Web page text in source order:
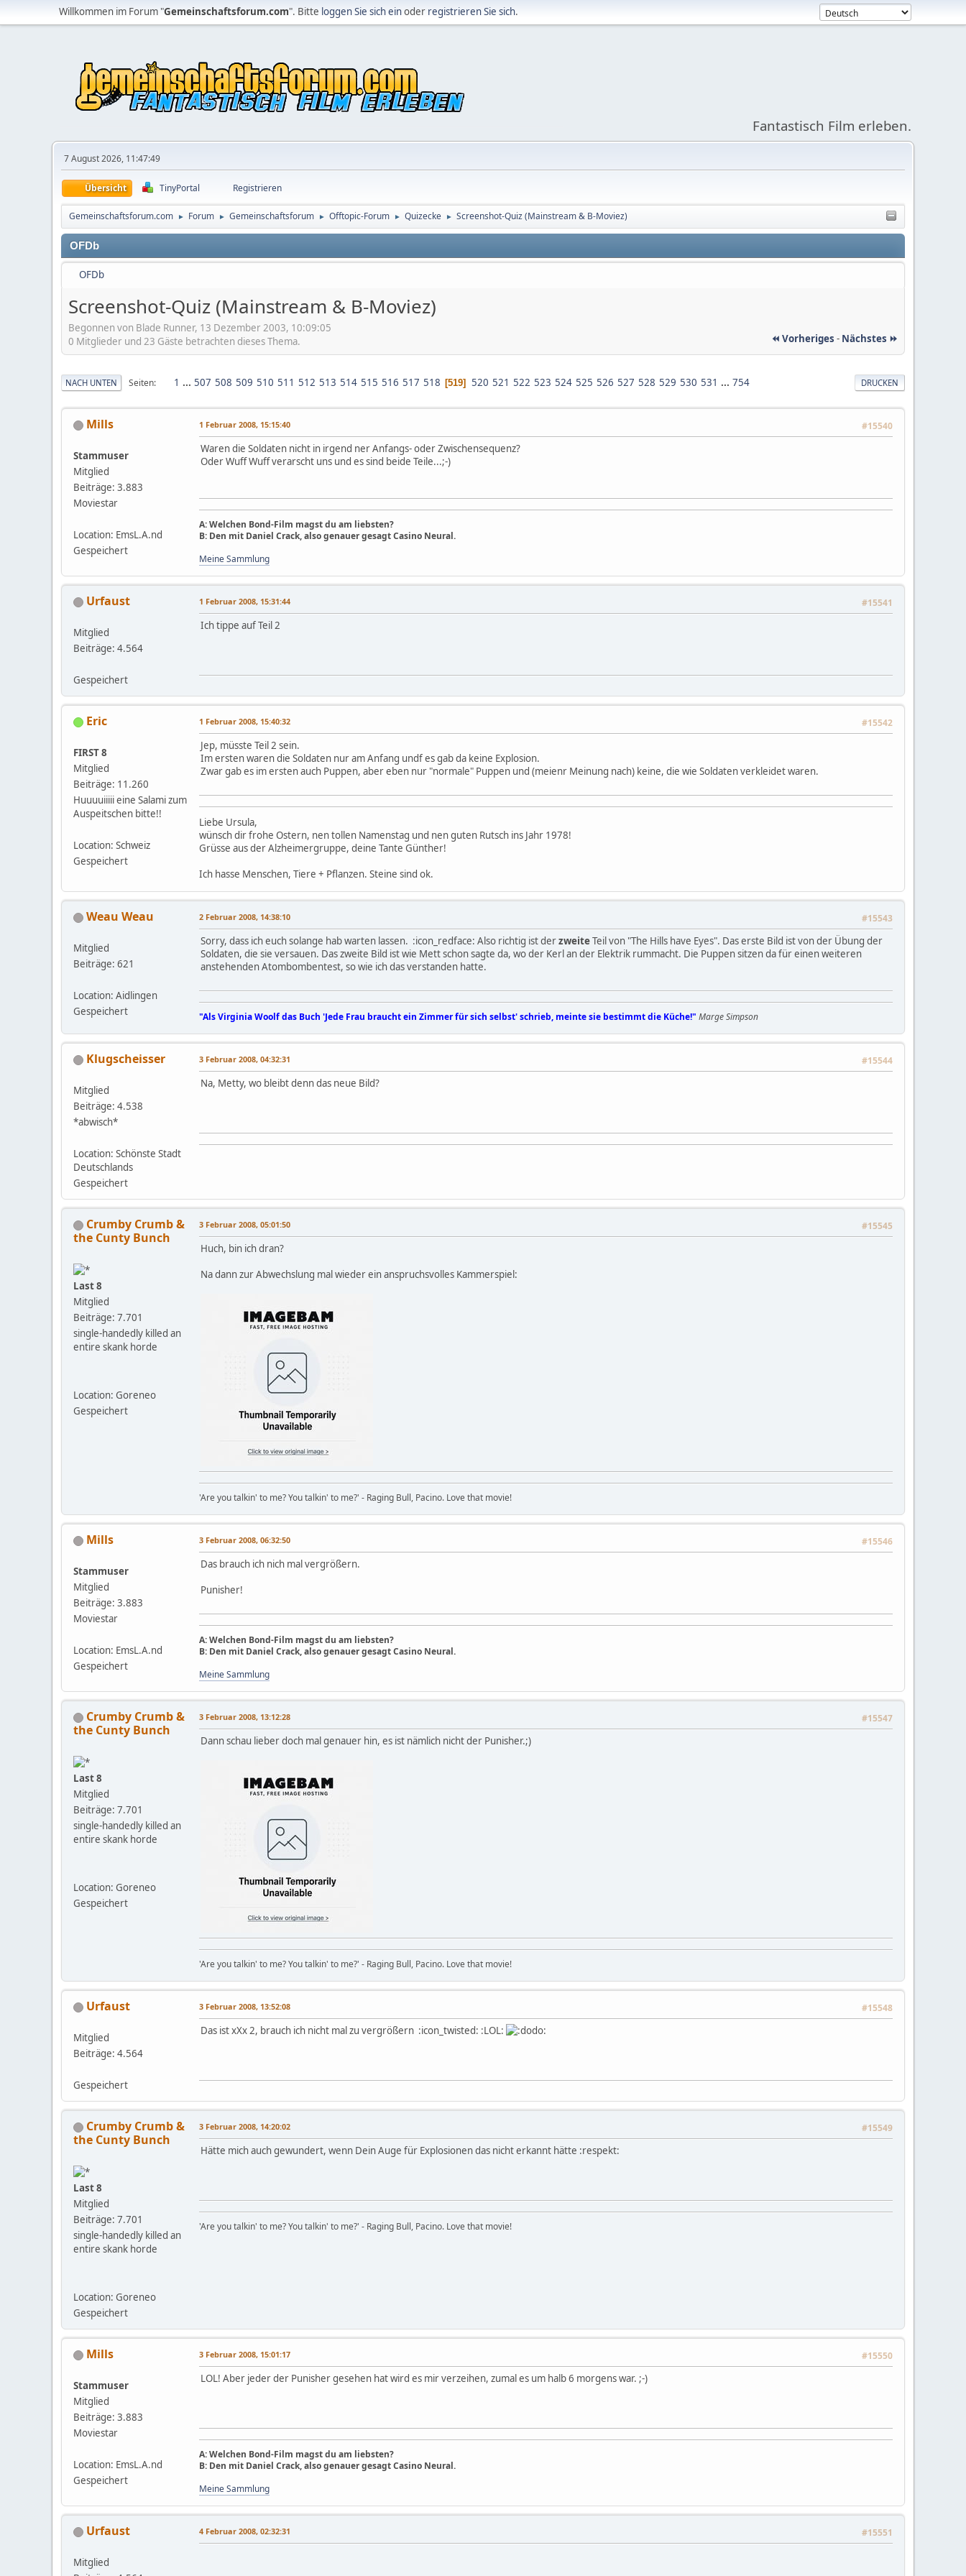
Willkommen im Forum "Gemeinschaftsforum.com". Bitte loggen Sie sich einoder registrieren Sie sich.
Fantastisch Film erleben.
7 August 2026, 11:47:49
Übersicht TinyPortal Registrieren
Gemeinschaftsforum.com ► Forum ► Gemeinschaftsforum ► Offtopic-Forum ► Quizecke ► Screenshot-Quiz (Mainstream & B-Moviez)
OFDb
OFDb
Screenshot-Quiz (Mainstream & B-Moviez)
Begonnen von Blade Runner, 13 Dezember 2003, 10:09:05
⏪ Vorheriges - Nächstes ⏩
0 Mitglieder und 23 Gäste betrachten dieses Thema.
DRUCKEN
NACH UNTEN Seiten 1 ... 507 508 509 510 511 512 513 514 515 516 517 518 519 520 521 522 523 524 525 526 527 528 529 530 531 ... 754
Mills
Stammuser
Mitglied
Beiträge: 3.883
Moviestar
Location: EmsL.A.nd
Gespeichert
1 Februar 2008, 15:15:40 #15540
Waren die Soldaten nicht in irgend ner Anfangs- oder Zwischensequenz?
Oder Wuff Wuff verarscht uns und es sind beide Teile...;-)
A: Welchen Bond-Film magst du am liebsten?
B: Den mit Daniel Crack, also genauer gesagt Casino Neural.
Meine Sammlung
Urfaust
Mitglied
Beiträge: 4.564
Gespeichert
1 Februar 2008, 15:31:44 #15541
Ich tippe auf Teil 2
Eric
FIRST 8
Mitglied
Beiträge: 11.260
Huuuuiiiii eine Salami zum
Auspeitschen bitte!!
Location: Schweiz
Gespeichert
1 Februar 2008, 15:40:32 #15542
Jep, müsste Teil 2 sein.
Im ersten waren die Soldaten nur am Anfang undf es gab da keine Explosion.
Zwar gab es im ersten auch Puppen, aber eben nur "normale" Puppen und (meienr Meinung nach) keine, die wie Soldaten verkleidet waren.
Liebe Ursula,
wünsch dir frohe Ostern, nen tollen Namenstag und nen guten Rutsch ins Jahr 1978!
Grüsse aus der Alzheimergruppe, deine Tante Günther!
Ich hasse Menschen, Tiere + Pflanzen. Steine sind ok.
Weau Weau
Mitglied
Beiträge: 621
Location: Aidlingen
Gespeichert
2 Februar 2008, 14:38:10 #15543
Sorry, dass ich euch solange hab warten lassen. :icon_redface: Also richtig ist derzweiteTeil von "The Hills have Eyes". Das erste Bild ist von der Übung der
Soldaten, die sie versauen. Das zweite Bild ist wie Mett schon sagte da, wo der Kerl an der Elektrik rummacht. Die Puppen sitzen da für einen weiteren
anstehenden Atombombentest, so wie ich das verstanden hatte.
"Als Virginia Woolf das Buch 'Jede Frau braucht ein Zimmer für sich selbst' schrieb, meinte sie bestimmt die Küche!" Marge Simpson
Klugscheisser
Mitglied
Beiträge: 4.538
*abwisch*
Location: Schönste Stadt
Deutschlands
Gespeichert
3 Februar 2008, 04:32:31 #15544
Na, Metty, wo bleibt denn das neue Bild?
Crumby Crumb &
the Cunty Bunch
Last 8
Mitglied
Beiträge: 7.701
single-handedly killed an
entire skank horde
Location: Goreneo
Gespeichert
3 Februar 2008, 05:01:50 #15545
Huch, bin ich dran?
Na dann zur Abwechslung mal wieder ein anspruchsvolles Kammerspiel:
'Are you talkin' to me? You talkin' to me?' - Raging Bull, Pacino. Love that movie!
Mills
Stammuser
Mitglied
Beiträge: 3.883
Moviestar
Location: EmsL.A.nd
Gespeichert
3 Februar 2008, 06:32:50 #15546
Das brauch ich nich mal vergrößern.
Punisher!
A: Welchen Bond-Film magst du am liebsten?
B: Den mit Daniel Crack, also genauer gesagt Casino Neural.
Meine Sammlung
Crumby Crumb &
the Cunty Bunch
Last 8
Mitglied
Beiträge: 7.701
single-handedly killed an
entire skank horde
Location: Goreneo
Gespeichert
3 Februar 2008, 13:12:28 #15547
Dann schau lieber doch mal genauer hin, es ist nämlich nicht der Punisher.;)
'Are you talkin' to me? You talkin' to me?' - Raging Bull, Pacino. Love that movie!
Urfaust
Mitglied
Beiträge: 4.564
Gespeichert
3 Februar 2008, 13:52:08 #15548
Das ist xXx 2, brauch ich nicht mal zu vergrößern :icon_twisted: :LOL:
Crumby Crumb &
the Cunty Bunch
Last 8
Mitglied
Beiträge: 7.701
single-handedly killed an
entire skank horde
Location: Goreneo
Gespeichert
3 Februar 2008, 14:20:02 #15549
Hätte mich auch gewundert, wenn Dein Auge für Explosionen das nicht erkannt hätte :respekt:
'Are you talkin' to me? You talkin' to me?' - Raging Bull, Pacino. Love that movie!
Mills
Stammuser
Mitglied
Beiträge: 3.883
Moviestar
Location: EmsL.A.nd
Gespeichert
3 Februar 2008, 15:01:17 #15550
LOL! Aber jeder der Punisher gesehen hat wird es mir verzeihen, zumal es um halb 6 morgens war. ;-)
A: Welchen Bond-Film magst du am liebsten?
B: Den mit Daniel Crack, also genauer gesagt Casino Neural.
Meine Sammlung
Urfaust
Mitglied
4 Februar 2008, 02:32:31 #15551